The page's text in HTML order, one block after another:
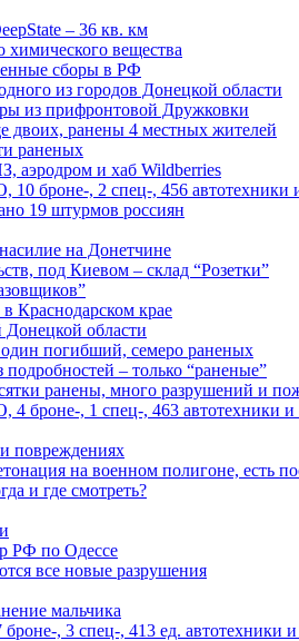
– 36 кв. км
химического вещества
сборы в РФ
из городов Донецкой области
из прифронтовой Дружковки
двоих, ранены 4 местных жителей
раненых
аэродром и хаб Wildberries
броне-, 2 спец-, 456 автотехники
19 штурмов россиян
на Донетчине
под Киевом – склад “Розетки”
Краснодарском крае
области
один погибший, семеро раненых
– только “раненые”
ранены, много разрушений и
, 1 спец-, 463 автотехники и
повреждениях
на военном полигоне, есть
и где смотреть?
РФ по Одессе
все новые разрушения
мальчика
, 3 спец-, 413 ед. автотехники